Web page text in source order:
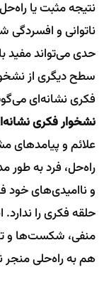
نتیجه مثبت یا
ناتوانی و افسردگی
حدی می‌تواند مفید
سطح دیگری از
فکری نشانه‌ای
نشخوار فکری
علائم و پیامدهای
راه‌حل، فرد به
و ناامیدی‌های خود
حلقه‌ فکری را
منفی، شکست‌ها و
هم به راه‌حلی